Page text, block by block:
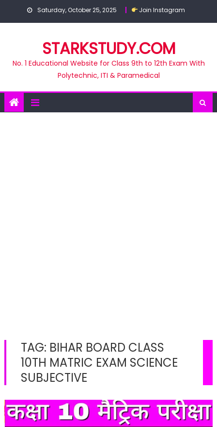
Saturday, October 25, 2025 Join Instagram
STARKSTUDY.COM
No. 1 Educational Website for Class 9th to 12th Exam With
Polytechnic, ITI & Paramedical
TAG: BIHAR BOARD CLASS
10TH MATRIC EXAM SCIENCE
SUBJECTIVE